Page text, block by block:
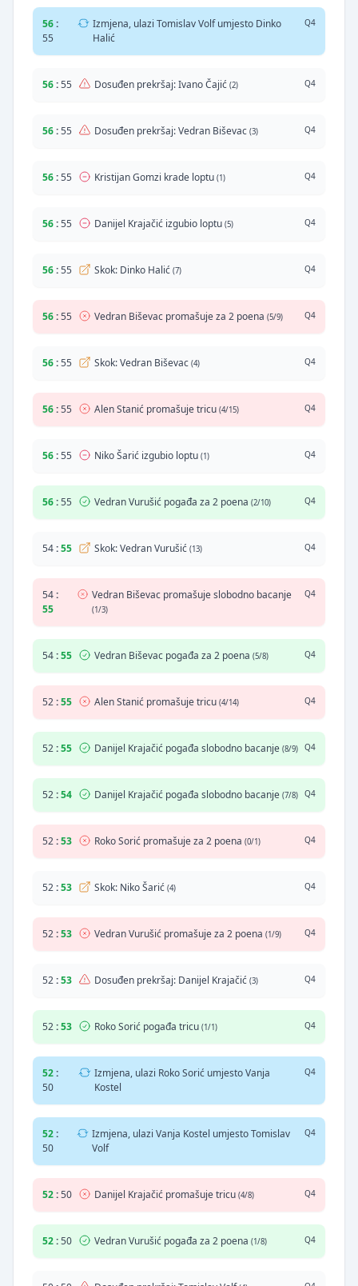
56:
55
Izmjena, ulazi Tomislav Volf umjesto Dinko
Halić
Q4
56:55 Dosuđen prekršaj: Ivano Čajić (2) Q4
56:55 Dosuđen prekršaj: Vedran Biševac (3) Q4
56:55 Kristijan Gomzi krade loptu (1) Q4
56:55 Danijel Krajačić izgubio loptu (5) Q4
56:55 Skok: Dinko Halić (7) Q4
56:55 Vedran Biševac promašuje za 2 poena (5/9) Q4
56:55 Skok: Vedran Biševac (4) Q4
56:55 Alen Stanić promašuje tricu (4/15) Q4
56:55 Niko Šarić izgubio loptu (1) Q4
56:55 Vedran Vurušić pogađa za 2 poena (2/10) Q4
54:55 Skok: Vedran Vurušić (13) Q4
54:
55
Vedran Biševac promašuje slobodno bacanje
(1/3)
Q4
54:55 Vedran Biševac pogađa za 2 poena (5/8) Q4
52:55 Alen Stanić promašuje tricu (4/14) Q4
52:55 Danijel Krajačić pogađa slobodno bacanje (8/9) Q4
52:54 Danijel Krajačić pogađa slobodno bacanje (7/8) Q4
52:53 Roko Sorić promašuje za 2 poena (0/1) Q4
52:53 Skok: Niko Šarić (4) Q4
52:53 Vedran Vurušić promašuje za 2 poena (1/9) Q4
52:53 Dosuđen prekršaj: Danijel Krajačić (3) Q4
52:53 Roko Sorić pogađa tricu (1/1) Q4
52:
50
Izmjena, ulazi Roko Sorić umjesto Vanja
Kostel
Q4
52:
50
Izmjena, ulazi Vanja Kostel umjesto Tomislav
Volf
Q4
52:50 Danijel Krajačić promašuje tricu (4/8) Q4
52:50 Vedran Vurušić pogađa za 2 poena (1/8) Q4